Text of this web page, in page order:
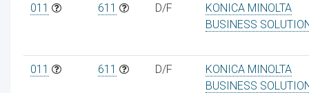
011 611 D/F
KONICA MINOLTA
BUSINESS
011 611 D/F
KONICA MINOLTA
BUSINESS